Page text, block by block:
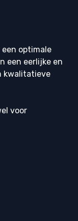
optimale
een eerlijke en
kwalitatieve
voor